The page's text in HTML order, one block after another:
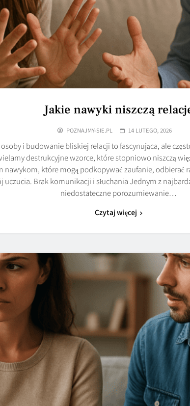
Jakie nawyki niszczą
POZNAJMY-SIE.PL 14 LUTEGO, 2026
i budowanie bliskiej relacji to fascynująca, ale
destrukcyjne wzorce, które stopniowo niszczą
nawykom, które mogą podkopywać zaufanie, odbierać
uczucia. Brak komunikacji i słuchania Jednym z
niedostateczne porozumiewanie…
Czytaj więcej